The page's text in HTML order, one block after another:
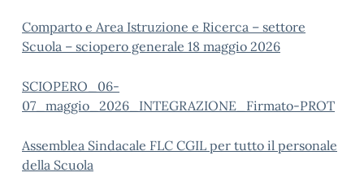
Comparto e Area Istruzione e Ricerca – settore
Scuola – sciopero generale 18 maggio 2026
SCIOPERO_06-
07_maggio_2026_INTEGRAZIONE_Firmato-PROT
Assemblea Sindacale FLC CGIL per tutto il personale
della Scuola